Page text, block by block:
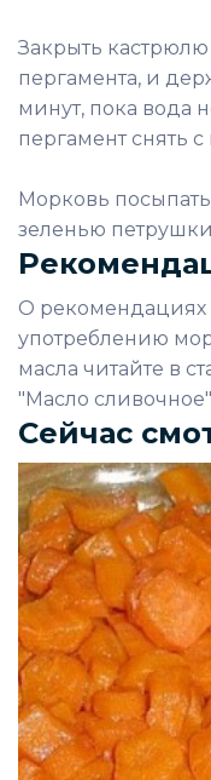
Закрыть
пергамента, и
минут, пока вода
пергамент снять
Морковь
зеленью петрушки
О рекомендациях
употреблению
масла читайте в
"Масло
Сейчас